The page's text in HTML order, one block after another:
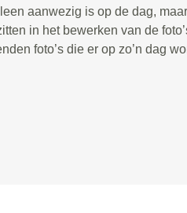
aanwezig is op de dag,
in het bewerken van de
foto’s die er op zo’n dag